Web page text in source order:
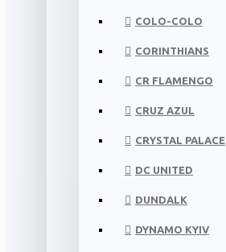
COLO-COLO
CORINTHIANS
CR FLAMENGO
CRUZ AZUL
CRYSTAL PALACE
DC UNITED
DUNDALK
DYNAMO KYIV